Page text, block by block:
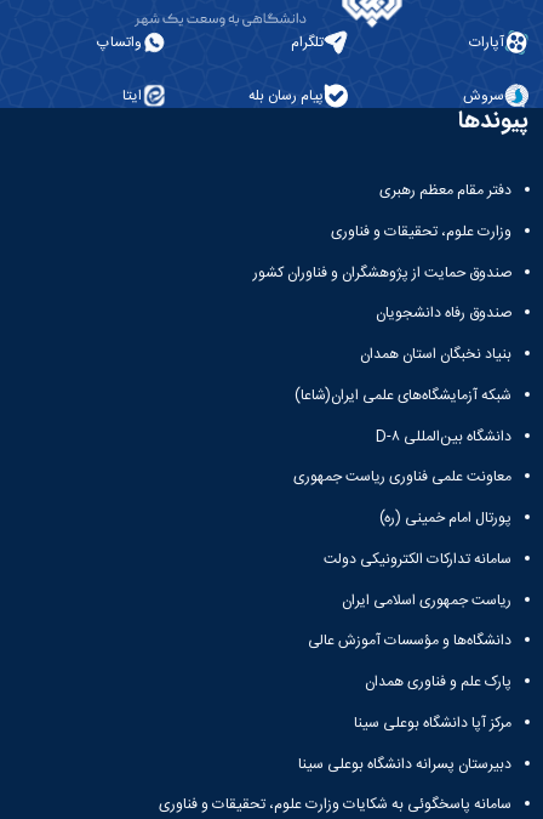
پلیس
نشریات
علمی
آپارات تلگرام واتساپ
سروش پیام رسان بله ایتا
پیوندها
دفتر مقام معظم رهبری
وزارت علوم، تحقیقات و فناوری
صندوق حمایت از پژوهشگران و فناوران کشور
صندوق رفاه دانشجویان
بنیاد نخبگان استان همدان
شبکه آزمایشگاه‌های علمی ایران(شاعا)
دانشگاه بین‌المللی D-۸
معاونت علمی فناوری ریاست جمهوری
پورتال امام خمینی (ره)
سامانه تدارکات الکترونیکی دولت
ریاست جمهوری اسلامی ایران
دانشگاه‌ها و مؤسسات آموزش عالی
پارک علم و فناوری همدان
مرکز آپا دانشگاه بوعلی سینا
دبیرستان پسرانه دانشگاه بوعلی سینا
سامانه پاسخگوئی به شکایات وزارت علوم، تحقیقات و فناوری